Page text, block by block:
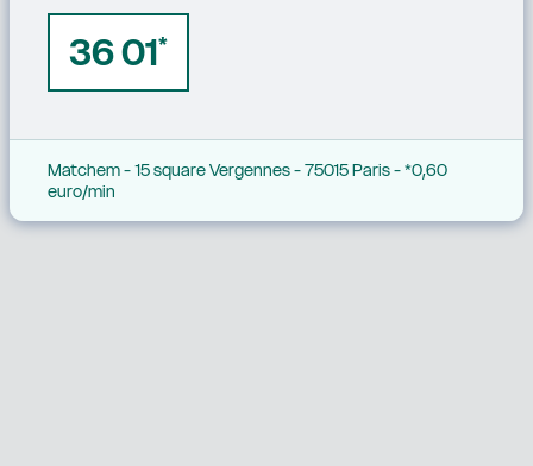
36 01*
Matchem - 15 square Vergennes - 75015 Paris - *0,60
euro/min